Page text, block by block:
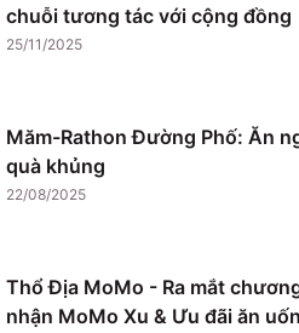
chuỗi tương tác với cộng đồng
25/11/2025
Măm-Rathon Đường Phố: Ăn
quà khủng
22/08/2025
Thổ Địa MoMo - Ra mắt
nhận MoMo Xu & Ưu đãi ăn